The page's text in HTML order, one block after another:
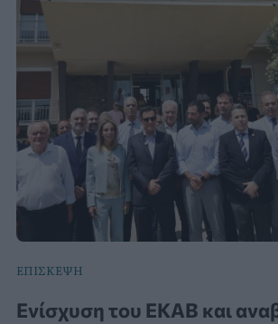
ΕΠΙΣΚΕΨΗ
Ενίσχυση του ΕΚΑΒ και